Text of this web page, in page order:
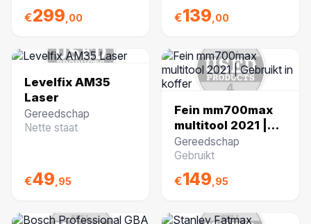
€299 ,00 €139 ,00
Levelfix AM35
Laser
Gereedschap
Nette staat
€49,95
Fein mm700max
multitool 2021 |
Gebruikt in koffer
Gereedschap
Gebruikt
€149,95